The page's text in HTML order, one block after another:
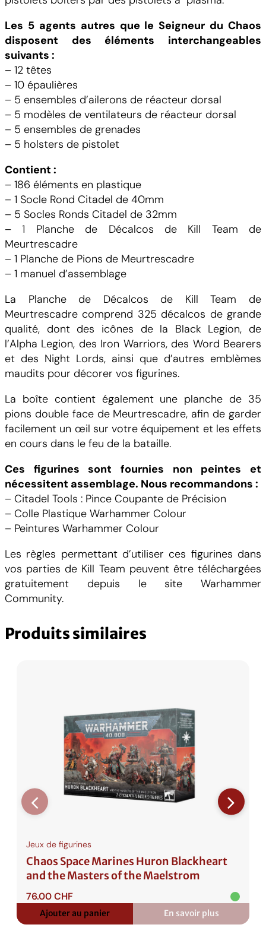
Les 5 agents autres que le Seigneur du Chaos
disposent des éléments interchangeables
suivants :
– 12 têtes
– 10 épaulières
– 5 ensembles d’ailerons de réacteur dorsal
– 5 modèles de ventilateurs de réacteur dorsal
– 5 ensembles de grenades
– 5 holsters de pistolet
Contient :
– 186 éléments en plastique
– 1 Socle Rond Citadel de 40mm
– 5 Socles Ronds Citadel de 32mm
– 1 Planche de Décalcos de Kill Team de
Meurtrescadre
– 1 Planche de Pions de Meurtrescadre
– 1 manuel d’assemblage
La Planche de Décalcos de Kill Team de
Meurtrescadre comprend 325 décalcos de grande
qualité, dont des icônes de la Black Legion, de
l’Alpha Legion, des Iron Warriors, des Word Bearers
et des Night Lords, ainsi que d’autres emblèmes
maudits pour décorer vos figurines.
La boîte contient également une planche de 35
pions double face de Meurtrescadre, afin de garder
facilement un œil sur votre équipement et les effets
en cours dans le feu de la bataille.
Ces figurines sont fournies non peintes et
nécessitent assemblage. Nous recommandons :
– Citadel Tools : Pince Coupante de Précision
– Colle Plastique Warhammer Colour
– Peintures Warhammer Colour
Les règles permettant d’utiliser ces figurines dans
vos parties de Kill Team peuvent être téléchargées
gratuitement depuis le site Warhammer
Community.
Produits similaires
Jeux de figurines
Chaos Space Marines Huron Blackheart
and the Masters of the Maelstrom
76.00CHF
Ajouter au panier En savoir plus
:
Chaos